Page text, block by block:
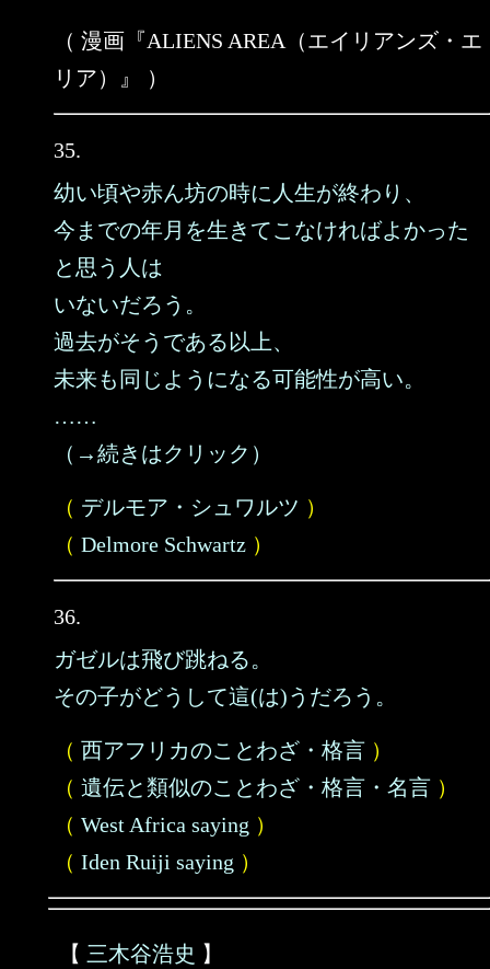
（ 漫画『ALIENS AREA（エイリアンズ・エ
リア）』 ）
35.
幼い頃や赤ん坊の時に人生が終わり、
今までの年月を生きてこなければよかった
と思う人は
いないだろう。
過去がそうである以上、
未来も同じようになる可能性が高い。
……
（→続きはクリック）
（ デルモア・シュワルツ ）
（ Delmore Schwartz ）
36.
ガゼルは飛び跳ねる。
その子がどうして這(は)うだろう。
（ 西アフリカのことわざ・格言 ）
（ 遺伝と類似のことわざ・格言・名言 ）
（ West Africa saying ）
（ Iden Ruiji saying ）
【 三木谷浩史 】